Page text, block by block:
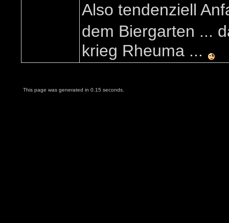
Also tendenziell
dem Biergarten ...
krieg Rheuma ...
This page was generated in 0.15 seconds.